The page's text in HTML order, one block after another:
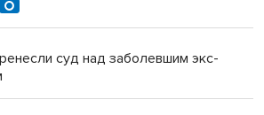
суд над заболевшим экс-